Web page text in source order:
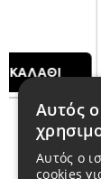
Αυτός
Αυτός ο
cookies